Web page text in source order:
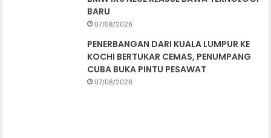
BARU
07/08/2026
PENERBANGAN DARI KUALA LUMPUR KE
KOCHI BERTUKAR CEMAS, PENUMPANG
CUBA BUKA PINTU PESAWAT
07/08/2026